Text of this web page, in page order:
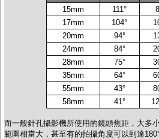
15mm
111°
17mm
104°
20mm
94°
24mm
84°
28mm
75°
35mm
64°
55mm
43°
58mm
41°
而一般針孔攝影機所使用的鏡頭焦距，大多
範圍相當大，甚至有的拍攝角度可以到達